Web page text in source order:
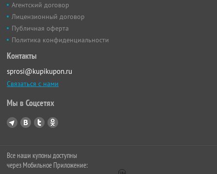
Агентский договор
Лицензионный договор
Публичная оферта
Политика конфиденциальности
Контакты
sprosi@kupikupon.ru
Связаться с нами
Мы в Соцсетях
Все наши купоны доступны
через Мобильное Приложение: